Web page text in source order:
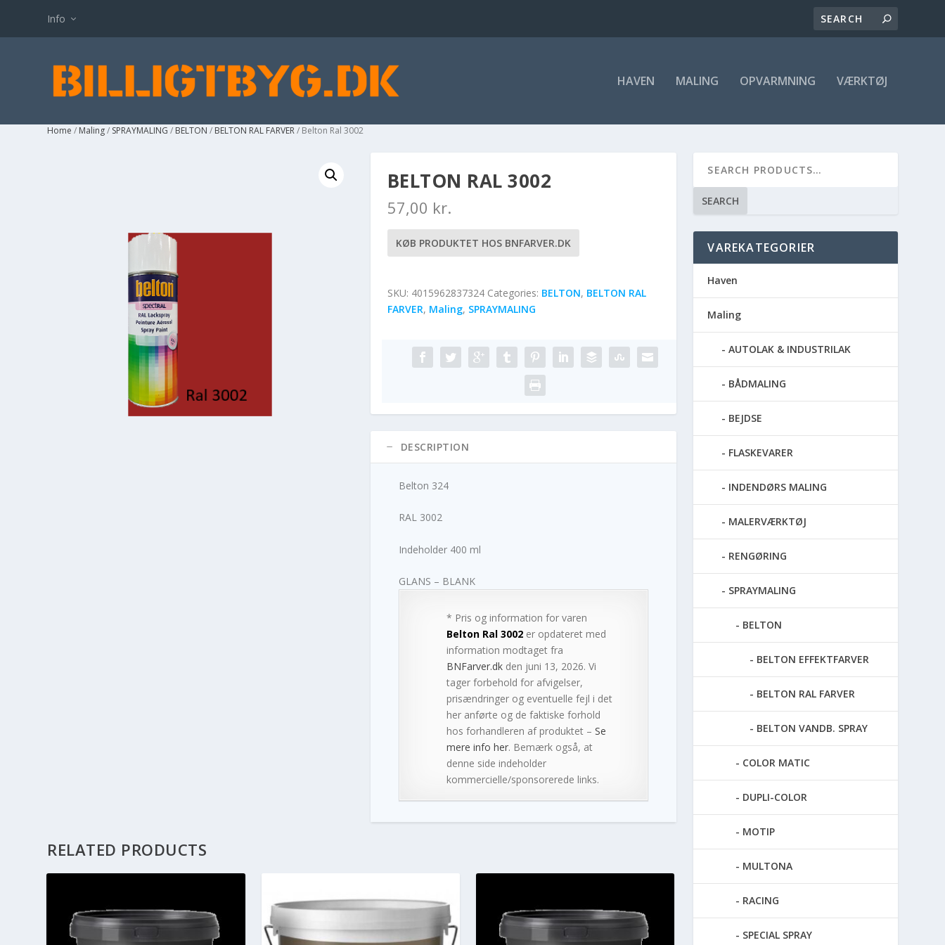
Info
HAVEN MALING OPVARMNING VÆRKTØJ
Home / Maling/ SPRAYMALING / BELTON / BELTON RAL FARVER/ Belton Ral 3002
BELTON RAL 3002
57,00 kr.
KØB PRODUKTET HOS BNFARVER.DK
SKU: 4015962837324 Categories: BELTON, BELTON RAL
FARVER, Maling, SPRAYMALING
DESCRIPTION
Belton 324
RAL 3002
Indeholder 400 ml
GLANS – BLANK
* Pris og information for varen
Belton Ral 3002er opdateret med
information modtaget fra
BNFarver.dkden juni 13, 2026. Vi
tager forbehold for afvigelser,
prisændringer og eventuelle fejl i det
her anførte og de faktiske forhold
hos forhandleren af produktet – Se
mere info her. Bemærk også, at
denne side indeholder
kommercielle/sponsorerede links.
RELATED PRODUCTS
SEARCH
VAREKATEGORIER
Haven
Maling
AUTOLAK & INDUSTRILAK
BÅDMALING
BEJDSE
FLASKEVARER
INDENDØRS MALING
MALERVÆRKTØJ
RENGØRING
SPRAYMALING
BELTON
BELTON EFFEKTFARVER
BELTON RAL FARVER
BELTON VANDB. SPRAY
COLOR MATIC
DUPLI-COLOR
MOTIP
MULTONA
RACING
SPECIAL SPRAY